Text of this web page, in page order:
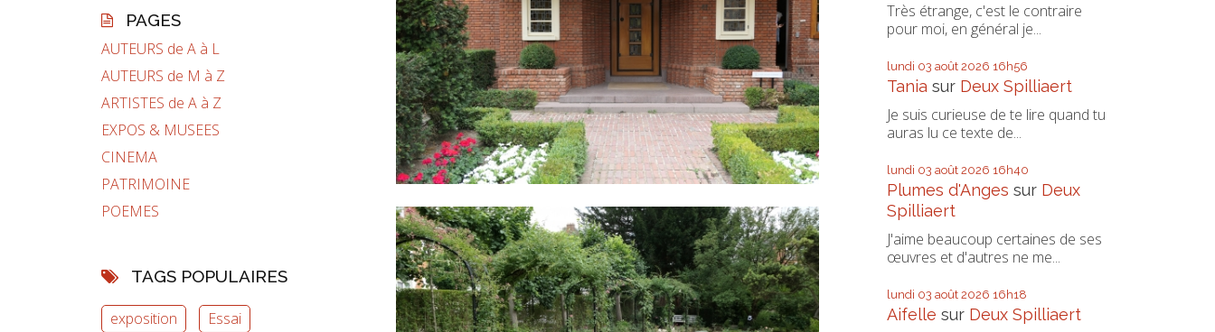
PAGES
AUTEURS de A à L
AUTEURS de M à Z
ARTISTES de A à Z
EXPOS & MUSEES
CINEMA
PATRIMOINE
POEMES
TAGS POPULAIRES
exposition
Essai
Très étrange, c'est le contraire
pour moi, en général je...
lundi 03 août 2026 16h56
Tania sur Deux Spilliaert
Je suis curieuse de te lire quand tu
auras lu ce texte de...
lundi 03 août 2026 16h40
Plumes d'Anges sur Deux
Spilliaert
J'aime beaucoup certaines de ses
œuvres et d'autres ne me...
lundi 03 août 2026 16h18
Aifelle sur Deux Spilliaert